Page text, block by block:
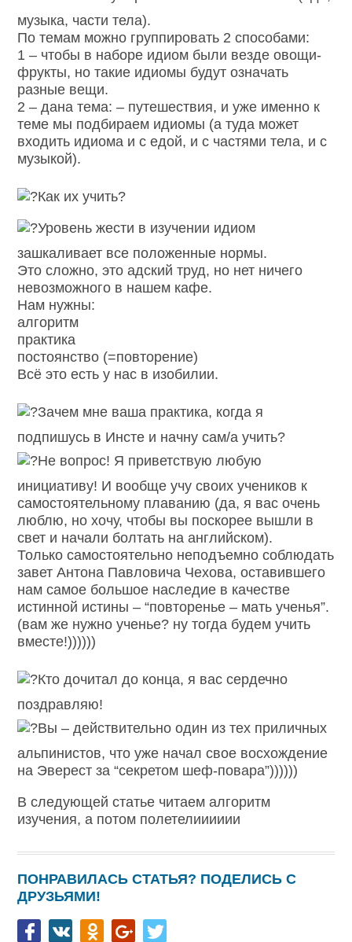
музыка, части тела).
По темам можно группировать 2 способами:
1 – чтобы в наборе идиом были везде овощи-
фрукты, но такие идиомы будут означать
разные вещи.
2 – дана тема: – путешествия, и уже именно к
теме мы подбираем идиомы (а туда может
входить идиома и с едой, и с частями тела, и с
музыкой).
Как их учить?
Уровень жести в изучении идиом
зашкаливает все положенные нормы.
Это сложно, это адский труд, но нет ничего
невозможного в нашем кафе.
Нам нужны:
алгоритм
практика
постоянство (=повторение)
Всё это есть у нас в изобилии.
Зачем мне ваша практика, когда я
подпишусь в Инсте и начну сам/а учить?
Не вопрос! Я приветствую любую
инициативу! И вообще учу своих учеников к
самостоятельному плаванию (да, я вас очень
люблю, но хочу, чтобы вы поскорее вышли в
свет и начали болтать на английском).
Только самостоятельно неподъемно соблюдать
завет Антона Павловича Чехова, оставившего
нам самое большое наследие в качестве
истинной истины – “повторенье – мать ученья”.
(вам же нужно ученье? ну тогда будем учить
вместе!))))))
Кто дочитал до конца, я вас сердечно
поздравляю!
Вы – действительно один из тех приличных
альпинистов, что уже начал свое восхождение
на Эверест за “секретом шеф-повара”))))))
В следующей статье читаем алгоритм
изучения, а потом полетелииииии
ПОНРАВИЛАСЬ СТАТЬЯ? ПОДЕЛИСЬ С
ДРУЗЬЯМИ!